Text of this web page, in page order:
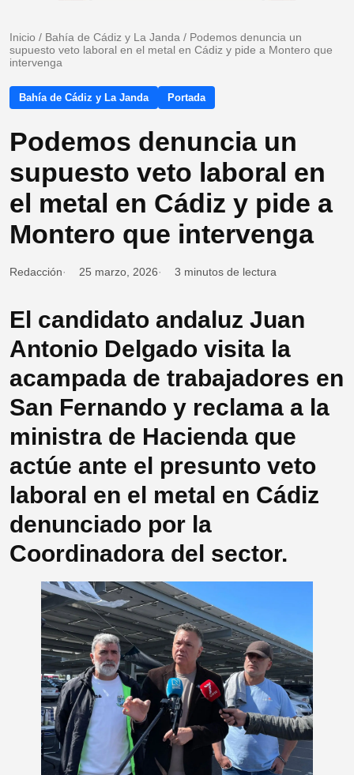
Inicio / Bahía de Cádiz y La Janda / Podemos denuncia un
supuesto veto laboral en el metal en Cádiz y pide a Montero que
intervenga
Bahía de Cádiz y La Janda Portada
Podemos denuncia un
supuesto veto laboral en
el metal en Cádiz y pide a
Montero que intervenga
Redacción 25 marzo, 2026 3 minutos de lectura
El candidato andaluz Juan
Antonio Delgado visita la
acampada de trabajadores en
San Fernando y reclama a la
ministra de Hacienda que
actúe ante el presunto veto
laboral en el metal en Cádiz
denunciado por la
Coordinadora del sector.